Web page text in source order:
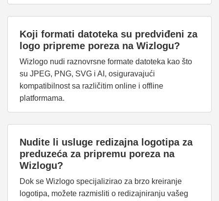
Koji formati datoteka su predviđeni za
logo pripreme poreza na Wizlogu?
Wizlogo nudi raznovrsne formate datoteka kao što
su JPEG, PNG, SVG i AI, osiguravajući
kompatibilnost sa različitim online i offline
platformama.
Nudite li usluge redizajna logotipa za
preduzeća za pripremu poreza na
Wizlogu?
Dok se Wizlogo specijalizirao za brzo kreiranje
logotipa, možete razmisliti o redizajniranju vašeg